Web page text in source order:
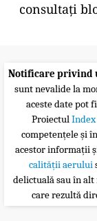
consultați
Notificare privind
sunt nevalide la
aceste date pot
Proiectul
competențele și
acestor informații
calității aerului
delictuală sau în
care rezultă